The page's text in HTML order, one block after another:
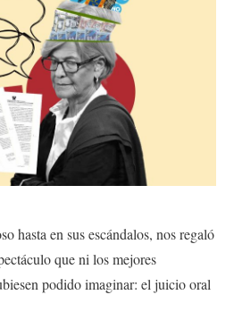
hasta en sus escándalos, nos regaló
que ni los mejores
podido imaginar: el juicio oral